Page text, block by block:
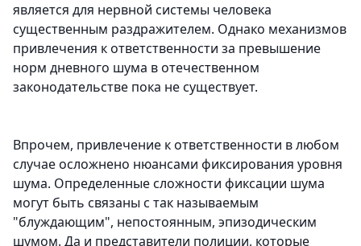
является для нервной системы человека
существенным раздражителем. Однако механизмов
привлечения к ответственности за превышение
норм дневного шума в отечественном
законодательстве пока не существует.
Впрочем, привлечение к ответственности в любом
случае осложнено нюансами фиксирования уровня
шума. Определенные сложности фиксации шума
могут быть связаны с так называемым
"блуждающим", непостоянным, эпизодическим
шумом. Да и представители полиции, которые